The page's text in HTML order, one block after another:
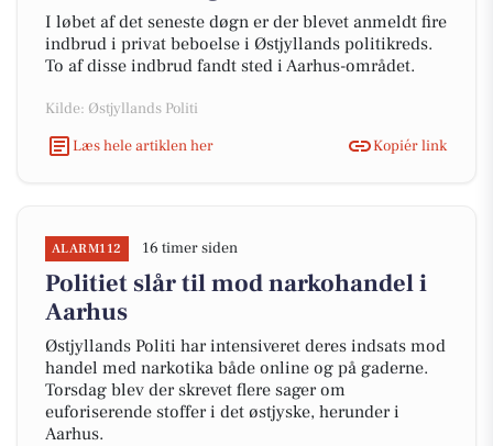
I løbet af det seneste døgn er der blevet anmeldt fire
indbrud i privat beboelse i Østjyllands politikreds.
To af disse indbrud fandt sted i Aarhus-området.
Kilde: Østjyllands Politi
Læs hele artiklen her
Kopiér link
ALARM112 16 timer siden
Politiet slår til mod narkohandel i
Aarhus
Østjyllands Politi har intensiveret deres indsats mod
handel med narkotika både online og på gaderne.
Torsdag blev der skrevet flere sager om
euforiserende stoffer i det østjyske, herunder i
Aarhus.